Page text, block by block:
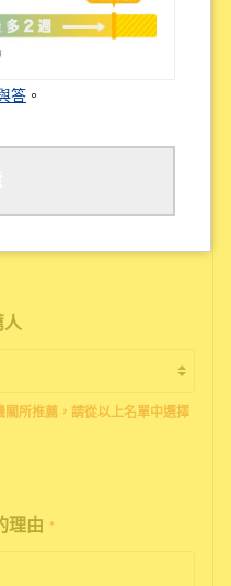
所推薦，請從以上名單中選擇
理由 *
答 。